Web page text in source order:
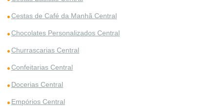
Cestas de Café da Manhã Central
Chocolates Personalizados Central
Churrascarias Central
Confeitarias Central
Docerias Central
Empórios Central